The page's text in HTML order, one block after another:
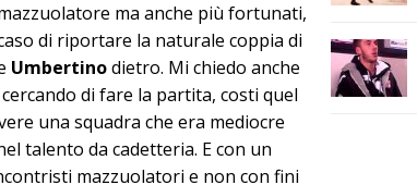
ma anche più fortunati,
di riportare la naturale coppia di
Umbertinodietro. Mi chiedo anche
di fare la partita, costi quel
una squadra che era mediocre
talento da cadetteria. E con un
mazzuolatori e non con fini